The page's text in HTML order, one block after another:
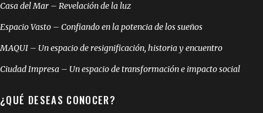
Casa del Mar – Revelación de la luz
Espacio Vasto – Confiando en la potencia de los sueños
MAQUI – Un espacio de resignificación, historia y encuentro
Ciudad Impresa – Un espacio de transformación e impacto social
¿QUÉ DESEAS CONOCER?